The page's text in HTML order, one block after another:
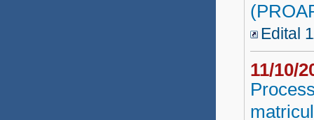
Edital
11/10/